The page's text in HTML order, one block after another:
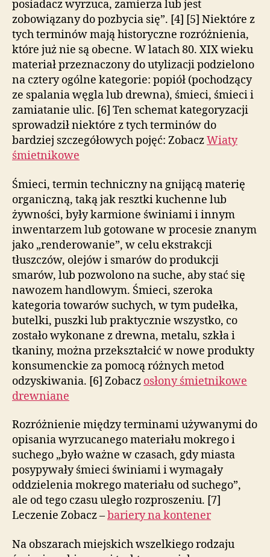
posiadacz wyrzuca, zamierza lub jest
zobowiązany do pozbycia się”. [4] [5] Niektóre z
tych terminów mają historyczne rozróżnienia,
które już nie są obecne. W latach 80. XIX wieku
materiał przeznaczony do utylizacji podzielono
na cztery ogólne kategorie: popiół (pochodzący
ze spalania węgla lub drewna), śmieci, śmieci i
zamiatanie ulic. [6] Ten schemat kategoryzacji
sprowadził niektóre z tych terminów do
bardziej szczegółowych pojęć: ZobaczWiaty
śmietnikowe
Śmieci, termin techniczny na gnijącą materię
organiczną, taką jak resztki kuchenne lub
żywności, były karmione świniami i innym
inwentarzem lub gotowane w procesie znanym
jako „renderowanie”, w celu ekstrakcji
tłuszczów, olejów i smarów do produkcji
smarów, lub pozwolono na suche, aby stać się
nawozem handlowym. Śmieci, szeroka
kategoria towarów suchych, w tym pudełka,
butelki, puszki lub praktycznie wszystko, co
zostało wykonane z drewna, metalu, szkła i
tkaniny, można przekształcić w nowe produkty
konsumenckie za pomocą różnych metod
odzyskiwania. [6] Zobacz osłony śmietnikowe
drewniane
Rozróżnienie między terminami używanymi do
opisania wyrzucanego materiału mokrego i
suchego „było ważne w czasach, gdy miasta
posypywały śmieci świniami i wymagały
oddzielenia mokrego materiału od suchego”,
ale od tego czasu uległo rozproszeniu. [7]
Leczenie Zobacz –bariery na kontener
Na obszarach miejskich wszelkiego rodzaju